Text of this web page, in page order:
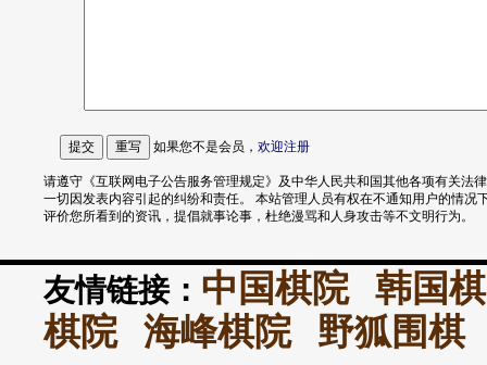
如果您不是会员， 欢迎注册
请遵守《互联网电子公告服务管理规定》及中华人民共和国其他各项有关法
一切因发表内容引起的纠纷和责任。 本站管理人员有权在不通知用户的情况
评价您所看到的资讯，提倡就事论事，杜绝漫骂和人身攻击等不文明行为。
友情链接： 中国棋院
韩国
棋院
海峰棋院 野狐围棋